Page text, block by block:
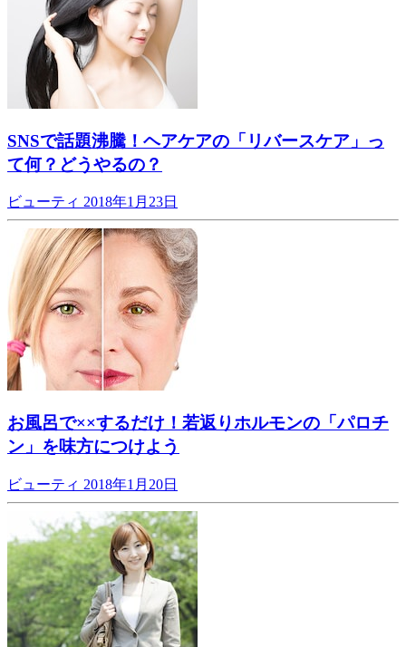
SNSで話題沸騰！ヘアケアの「リバースケア」っ
て何？どうやるの？
ビューティ 2018年1月23日
お風呂で××するだけ！若返りホルモンの「パロチ
ン」を味方につけよう
ビューティ 2018年1月20日